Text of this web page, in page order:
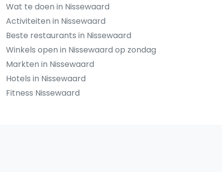
Wat te doen in Nissewaard
Activiteiten in Nissewaard
Beste restaurants in Nissewaard
Winkels open in Nissewaard op zondag
Markten in Nissewaard
Hotels in Nissewaard
Fitness Nissewaard